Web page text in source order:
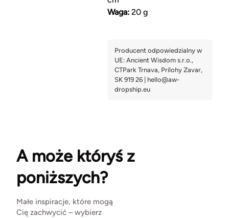
Waga:20 g
A może któryś z
poniższych?
Małe inspiracje, które mogą
Cię zachwycić – wybierz